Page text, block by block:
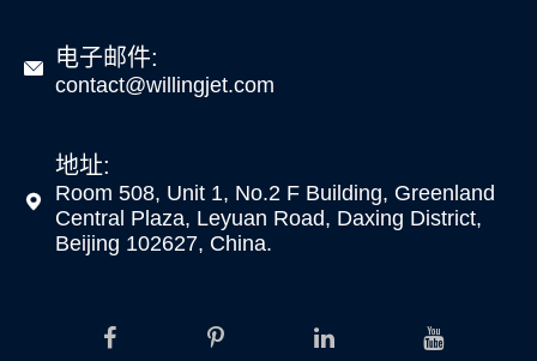
 电子邮件:
contact@willingjet.com

地址:
Room 508, Unit 1, No.2 F Building, Greenland
Central Plaza, Leyuan Road, Daxing District,
Beijing 102627, China.